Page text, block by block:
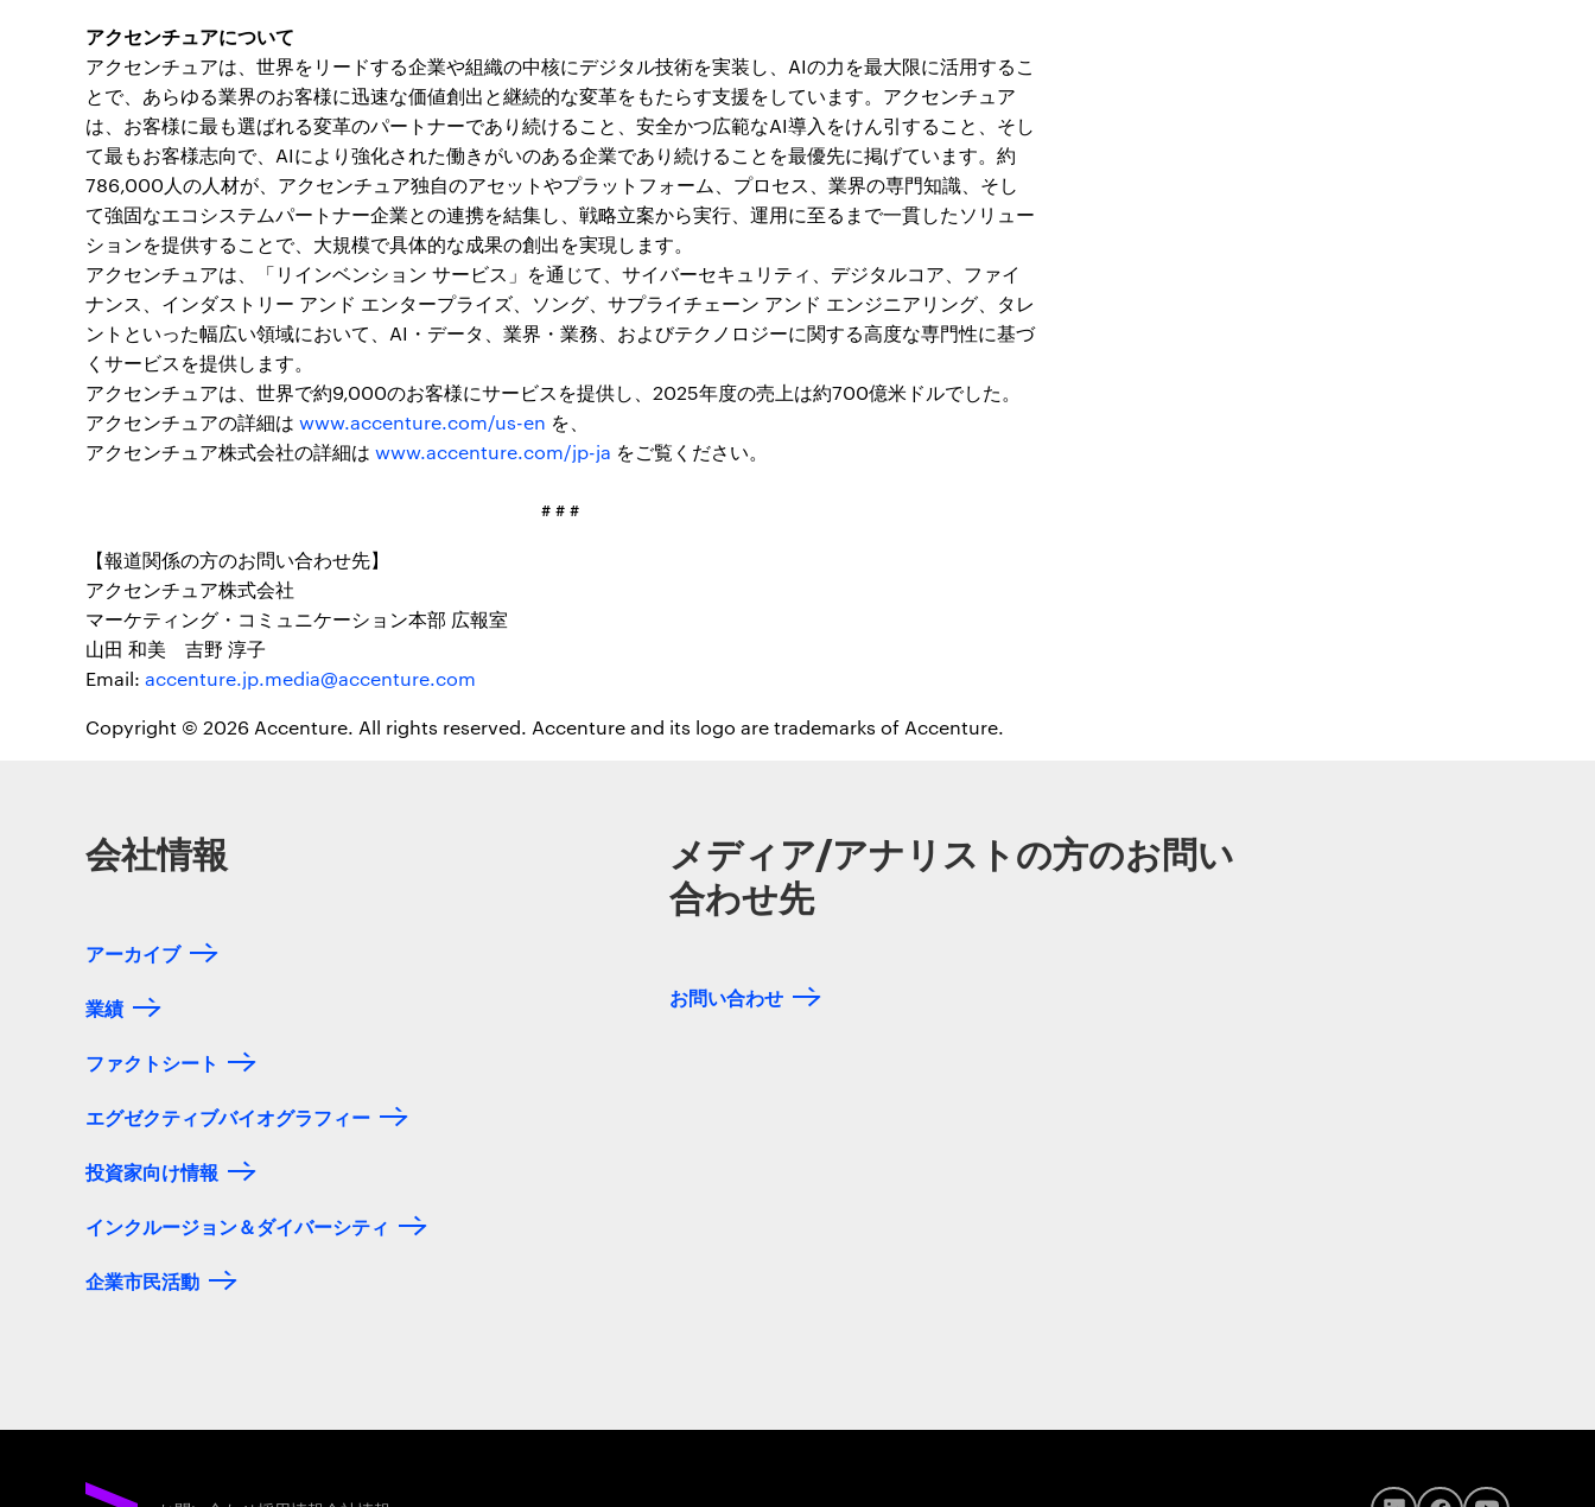
アクセンチュアについて
アクセンチュアは、世界をリードする企業や組織の中核にデジタル技術を実装し、AIの力を最大限に活用するこ
とで、あらゆる業界のお客様に迅速な価値創出と継続的な変革をもたらす支援をしています。アクセンチュア
は、お客様に最も選ばれる変革のパートナーであり続けること、安全かつ広範なAI導入をけん引すること、そし
て最もお客様志向で、AIにより強化された働きがいのある企業であり続けることを最優先に掲げています。約
786,000人の人材が、アクセンチュア独自のアセットやプラットフォーム、プロセス、業界の専門知識、そし
て強固なエコシステムパートナー企業との連携を結集し、戦略立案から実行、運用に至るまで一貫したソリュー
ションを提供することで、大規模で具体的な成果の創出を実現します。
アクセンチュアは、「リインベンション サービス」を通じて、サイバーセキュリティ、デジタルコア、ファイ
ナンス、インダストリー アンド エンタープライズ、ソング、サプライチェーン アンド エンジニアリング、タレ
ントといった幅広い領域において、AI・データ、業界・業務、およびテクノロジーに関する高度な専門性に基づ
くサービスを提供します。
アクセンチュアは、世界で約9,000のお客様にサービスを提供し、2025年度の売上は約700億米ドルでした。
アクセンチュアの詳細は www.accenture.com/us-en を、
アクセンチュア株式会社の詳細は www.accenture.com/jp-ja をご覧ください。
# # #
【報道関係の方のお問い合わせ先】
アクセンチュア株式会社
マーケティング・コミュニケーション本部 広報室
山田 和美 吉野 淳子
Email: accenture.jp.media@accenture.com
Copyright © 2026 Accenture. All rights reserved. Accenture and its logo are trademarks of Accenture.
会社情報
アーカイブ
業績
ファクトシート
エグゼクティブバイオグラフィー
投資家向け情報
インクルージョン＆ダイバーシティ
企業市民活動
メディア/アナリストの方のお問い
合わせ先
お問い合わせ